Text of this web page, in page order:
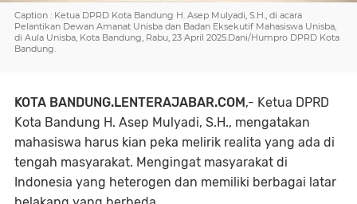
Caption : Ketua DPRD Kota Bandung H. Asep Mulyadi, S.H., di acara
Pelantikan Dewan Amanat Unisba dan Badan Eksekutif Mahasiswa Unisba,
di Aula Unisba, Kota Bandung, Rabu, 23 April 2025.Dani/Humpro DPRD Kota
Bandung.
KOTA BANDUNG.LENTERAJABAR.COM,- Ketua DPRD
Kota Bandung H. Asep Mulyadi, S.H., mengatakan
mahasiswa harus kian peka melirik realita yang ada di
tengah masyarakat. Mengingat masyarakat di
Indonesia yang heterogen dan memiliki berbagai latar